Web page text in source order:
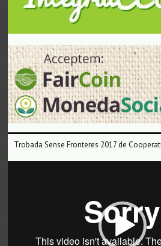
Trobada Sense Fronteres 2017 de